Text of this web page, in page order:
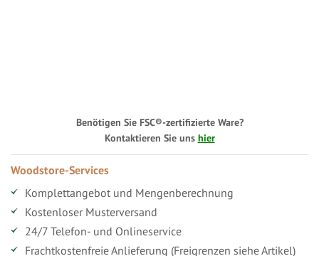
Benötigen Sie FSC®-zertifizierte Ware?
Kontaktieren Sie uns hier
Woodstore-Services
Komplettangebot und Mengenberechnung
Kostenloser Musterversand
24/7 Telefon- und Onlineservice
Frachtkostenfreie Anlieferung (Freigrenzen siehe Artikel)